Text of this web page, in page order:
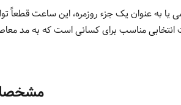
یا به عنوان یک جزء روزمره، این ساعت
انتخابی مناسب برای کسانی است که به مد